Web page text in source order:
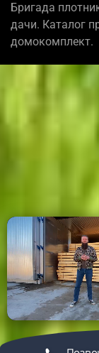
Бригада
дачи. Каталог
домокомплект.